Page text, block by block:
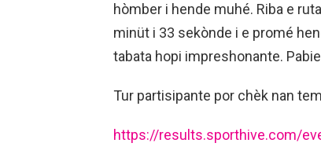
hòmber i hende muhé. Riba e
minüt i 33 sekònde i e promé
tabata hopi impreshonante.
Tur partisipante por chèk nan
https://results.sporthive.com/